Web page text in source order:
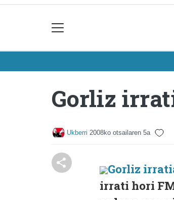
Gorliz
Ukberri 2008ko otsailaren 5a
Gorliz
irrati hori